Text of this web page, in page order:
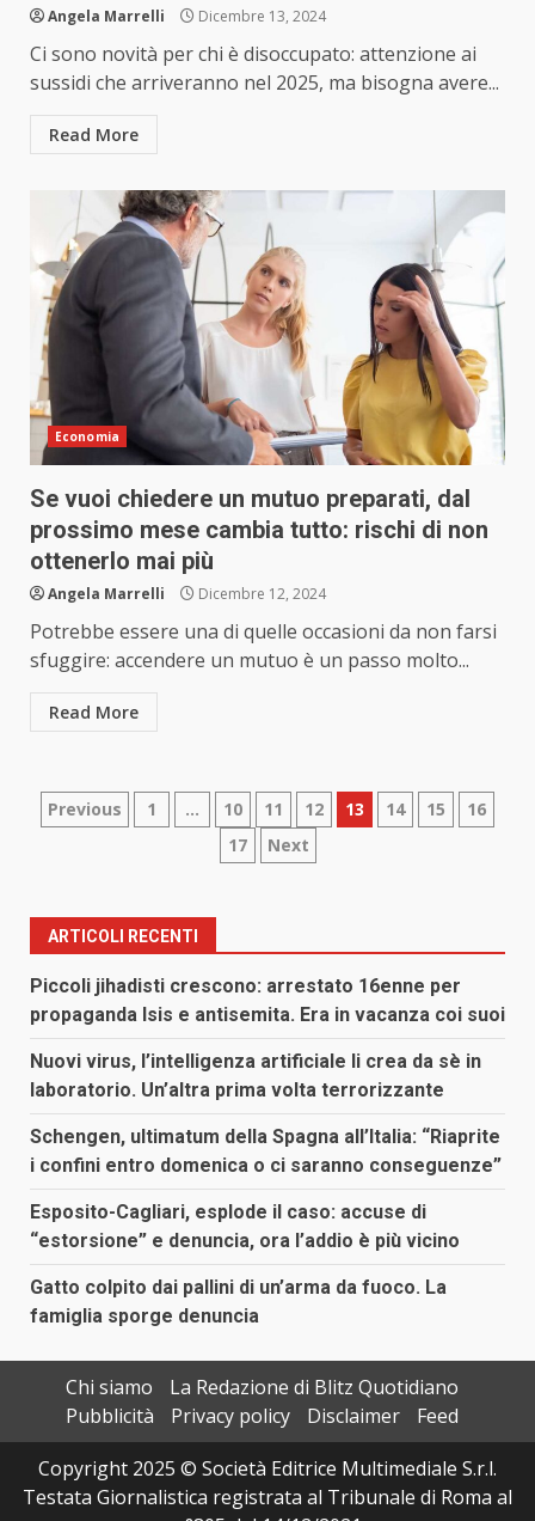
Angela Marrelli Dicembre 13, 2024
Ci sono novità per chi è disoccupato: attenzione ai
sussidi che arriveranno nel 2025, ma bisogna avere...
Read More
Economia
Se vuoi chiedere un mutuo preparati, dal
prossimo mese cambia tutto: rischi di non
ottenerlo mai più
Angela Marrelli Dicembre 12, 2024
Potrebbe essere una di quelle occasioni da non farsi
sfuggire: accendere un mutuo è un passo molto...
Read More
Paginazione
articoli
Previous 1 … 10 11 12 13 14 15
16
17
Next
ARTICOLI RECENTI
Piccoli jihadisti crescono: arrestato 16enne per
propaganda Isis e antisemita. Era in vacanza coi suoi
Nuovi virus, l’intelligenza artificiale li crea da sè in
laboratorio. Un’altra prima volta terrorizzante
Schengen, ultimatum della Spagna all’Italia: “Riaprite
i confini entro domenica o ci saranno conseguenze”
Esposito-Cagliari, esplode il caso: accuse di
“estorsione” e denuncia, ora l’addio è più vicino
Gatto colpito dai pallini di un’arma da fuoco. La
famiglia sporge denuncia
Chi siamo
La Redazione di Blitz Quotidiano
Pubblicità
Privacy policy Disclaimer
Feed
Copyright 2025 © Società Editrice Multimediale S.r.l.
Testata Giornalistica registrata al Tribunale di Roma al